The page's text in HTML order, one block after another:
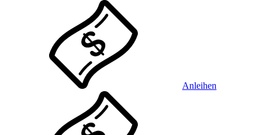
Anleihen